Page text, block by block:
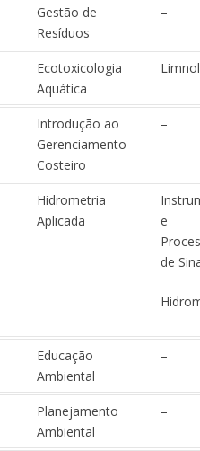
Gestão de
Resíduos
–
Ecotoxicologia
Aquática
Introdução ao
Gerenciamento
Costeiro
–
Hidrometria
Aplicada
e
de
Educação
Ambiental
–
Planejamento
Ambiental
–